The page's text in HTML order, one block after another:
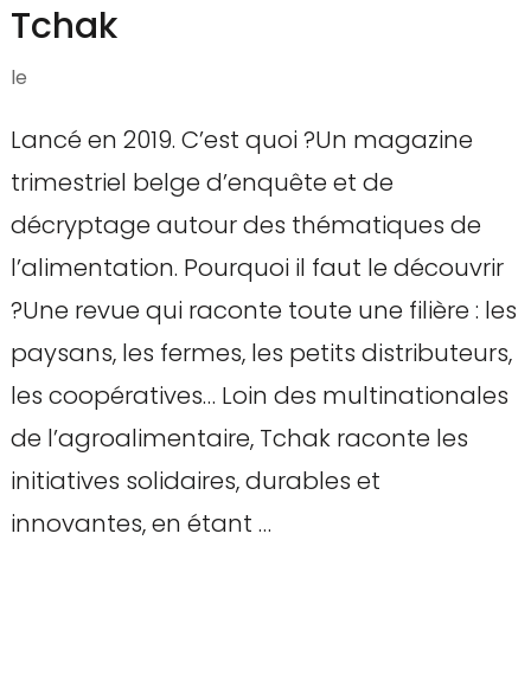
Tchak
le
Lancé en 2019. C’est quoi ?Un magazine
trimestriel belge d’enquête et de
décryptage autour des thématiques de
l’alimentation. Pourquoi il faut le découvrir
?Une revue qui raconte toute une filière : les
paysans, les fermes, les petits distributeurs,
les coopératives… Loin des multinationales
de l’agroalimentaire, Tchak raconte les
initiatives solidaires, durables et
innovantes, en étant …